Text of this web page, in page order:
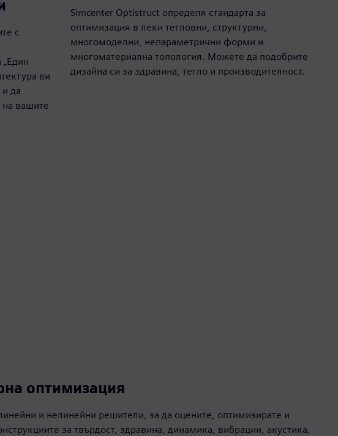
с
ви
да
на вашите
Simcenter Optistruct определя стандарта за
оптимизация в леки тегловни, структурни,
многомоделни, непараметрични форми и
многоматериална топология. Можете да подобрите
дизайна си за здравина, тегло и производителност.
оптимизация
и нелинейни решители, за да оцените, оптимизирате и
за твърдост, здравина, динамика, вибрации, акустика,